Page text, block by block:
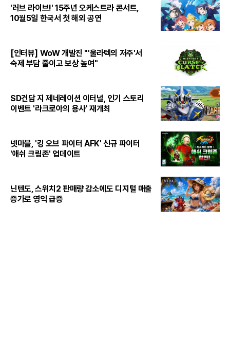
'러브 라이브!' 15주년 오케스트라 콘서트,
10월5일 한국서 첫 해외 공연
[인터뷰] WoW 개발진 "'울라텍의 저주'서
숙제 부담 줄이고 보상 높여"
SD건담 지 제네레이션 이터널, 인기 스토리
이벤트 '라크로아의 용사' 재개최
넷마블, '킹 오브 파이터 AFK' 신규 파이터
'애쉬 크림존' 업데이트
닌텐도, 스위치2 판매량 감소에도 디지털 매출
증가로 영익 급증